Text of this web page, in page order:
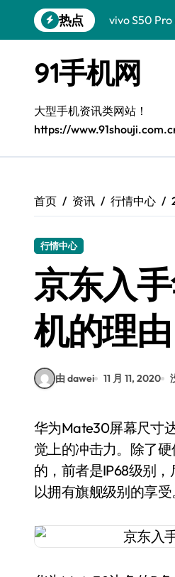
到
热点
vivo S50
三星W26震
华为nova 15
iPhone 17e
三星Galaxy
小米17重磅
91手机网
大型手机资讯类网站！
https://
首页 资讯 行情中心
行情中心
京东入
机的理由
由 dawei 11 月 11, 2020
华为Mate30屏幕尺寸达到了6.53英寸，材质是OLED显示屏，分辨率为2400×1176像素，带来视
觉上的冲击力。除了
的，前者是IP68级别
以拥有旗舰级别的享受